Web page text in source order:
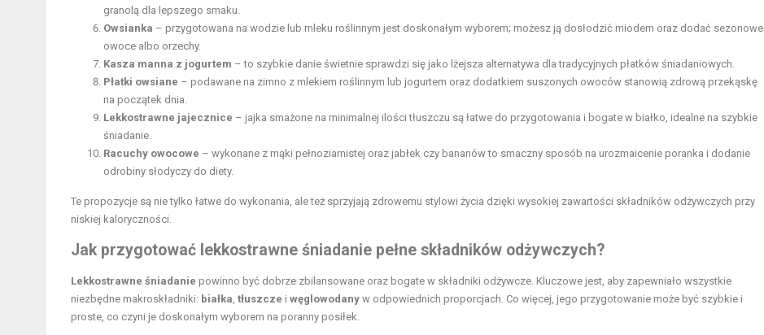
granolą dla lepszego smaku.
Owsianka – przygotowana na wodzie lub mleku roślinnym jest doskonałym wyborem; możesz ją dosłodzić miodem oraz dodać sezonowe
owoce albo orzechy.
Kasza manna z jogurtem – to szybkie danie świetnie sprawdzi się jako lżejsza alternatywa dla tradycyjnych płatków śniadaniowych.
Płatki owsiane – podawane na zimno z mlekiem roślinnym lub jogurtem oraz dodatkiem suszonych owoców stanowią zdrową przekąskę
na początek dnia.
Lekkostrawne jajecznice – jajka smażone na minimalnej ilości tłuszczu są łatwe do przygotowania i bogate w białko, idealne na szybkie
śniadanie.
Racuchy owocowe – wykonane z mąki pełnoziarnistej oraz jabłek czy bananów to smaczny sposób na urozmaicenie poranka i dodanie
odrobiny słodyczy do diety.
Te propozycje są nie tylko łatwe do wykonania, ale też sprzyjają zdrowemu stylowi życia dzięki wysokiej zawartości składników odżywczych przy
niskiej kaloryczności.
Jak przygotować lekkostrawne śniadanie pełne składników odżywczych?
Lekkostrawne śniadanie powinno być dobrze zbilansowane oraz bogate w składniki odżywcze. Kluczowe jest, aby zapewniało wszystkie
niezbędne makroskładniki: białka, tłuszcze i węglowodany w odpowiednich proporcjach. Co więcej, jego przygotowanie może być szybkie i
proste, co czyni je doskonałym wyborem na poranny posiłek.